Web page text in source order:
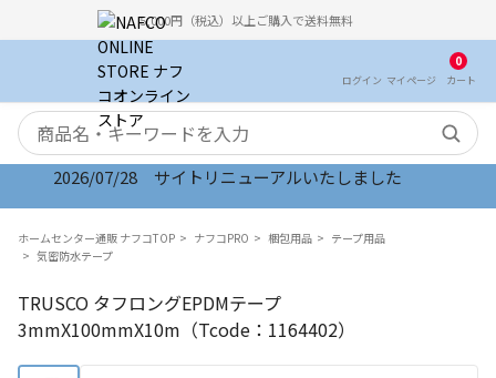
5,000円（税込）以上ご購入で送料無料
ログイン マイ ページ
0
カート
検索キーワード
2026/08/06 オンラインストア お盆期間のご注文・配
2026/07/28 サイトリニューアルいたしました
ホームセンター通販 ナフコTOP ナフコPRO 梱包用品
テープ用品
気密防水テープ
TRUSCO タフロングEPDMテープ
3mmX100mmX10m（Tcode：1164402）